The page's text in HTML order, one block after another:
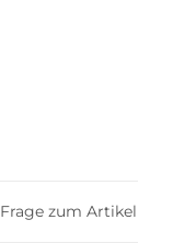
Frage zum Artikel